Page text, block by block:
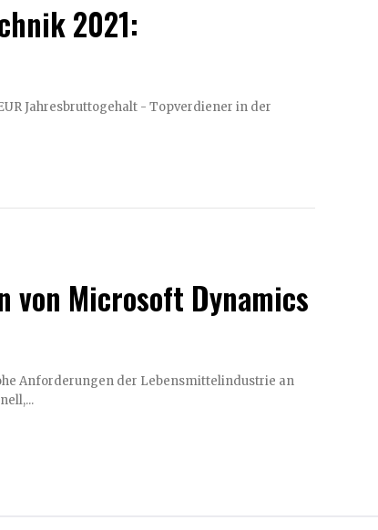
2021:
- Topverdiener in der
von Microsoft Dynamics
Anforderungen der Lebensmittelindustrie an